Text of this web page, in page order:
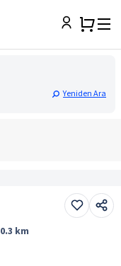
Yeniden Ara
0.3 km